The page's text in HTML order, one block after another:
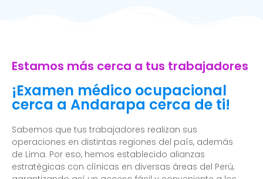
Estamos más cerca a tus trabajadores
¡Examen médico ocupacional
cerca a Andarapa cerca de ti!
Sabemos que tus trabajadores realizan sus
operaciones en distintas regiones del país, además
de Lima. Por eso, hemos establecido alianzas
estratégicas con clínicas en diversas áreas del Perú,